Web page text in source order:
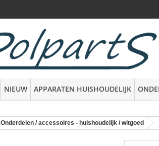
NIEUW APPARATEN HUISHOUDELIJK
Onderdelen / accessoires - huishoudelijk / witgoed